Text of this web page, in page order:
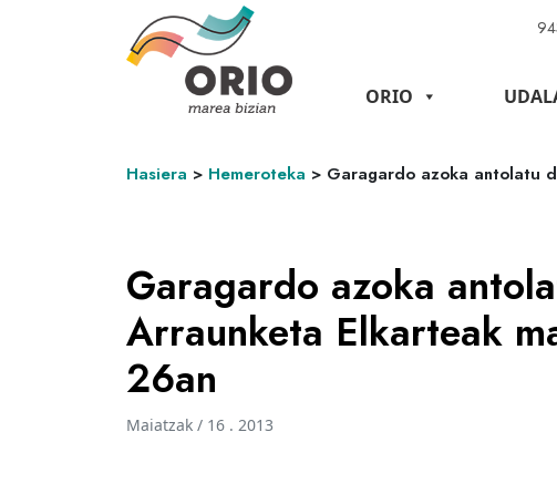
ORIO
Hasiera > Hemeroteka > Garagardo azoka antolatu
Garagardo azoka
Arraunketa Elkarteak
26an
Maiatzak / 16 . 2013